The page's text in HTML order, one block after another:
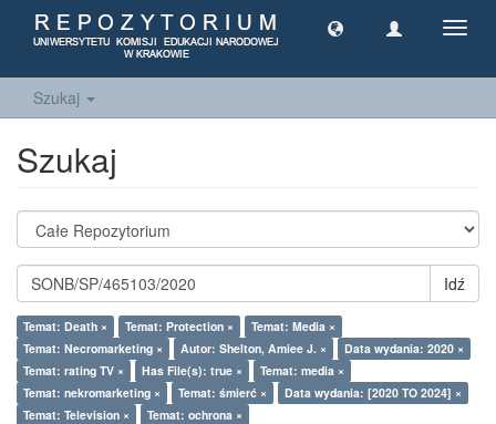
Szukaj
Szukaj
Idź
Temat: Death × Temat: Protection ×
Temat: Media ×
Temat: Necromarketing ×
Autor: Shelton, Amiee J. ×
Data wydania: 2020 ×
Temat: rating TV ×
Has File(s): true ×
Temat: media ×
Temat: nekromarketing ×
Temat: śmierć ×
Data wydania: [2020 TO 2024] ×
Temat: Television ×
Temat: ochrona ×